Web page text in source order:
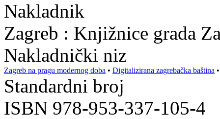
Nakladnik
Zagreb : Knjižnice grada
Nakladnički niz
Zagreb na pragu modernog doba • Digitalizirana zagrebačka baština
Standardni broj
ISBN 978-953-337-105-4